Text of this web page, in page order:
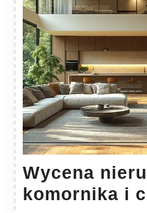
Wycena
komornika i